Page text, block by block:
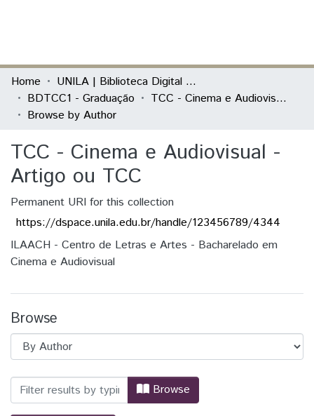
Communities & Collections
All of DSpace
Home
UNILA | Biblioteca Digital de Trabalhos de Conclusão de Curso
BDTCC1 - Graduação
TCC - Cinema e Audiovisual - Artigo ou TCC
Browse by Author
TCC - Cinema e Audiovisual -
Artigo ou TCC
Permanent URI for this collection
https://dspace.unila.edu.br/handle/123456789/4344
ILAACH - Centro de Letras e Artes - Bacharelado em
Cinema e Audiovisual
Browse
Browsing TCC - Cinema e Audiovisual
Browse